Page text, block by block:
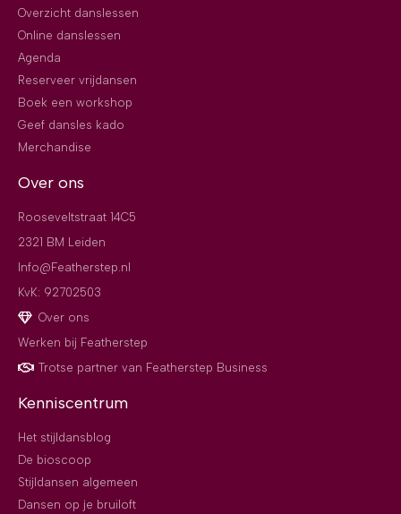
Overzicht danslessen
Online danslessen
Agenda
Reserveer vrijdansen
Boek een workshop
Geef dansles kado
Merchandise
Over ons
Rooseveltstraat 14C5
2321 BM Leiden
Info@Featherstep.nl
KvK: 92702503
Over ons
Werken bij Featherstep
Trotse partner van Featherstep Business
Kenniscentrum
Het stijldansblog
De bioscoop
Stijldansen algemeen
Dansen op je bruiloft